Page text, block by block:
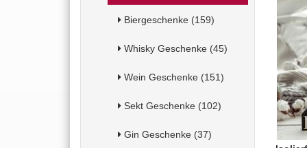
Biergeschenke (159)
Whisky Geschenke (45)
Wein Geschenke (151)
Sekt Geschenke (102)
Gin Geschenke (37)